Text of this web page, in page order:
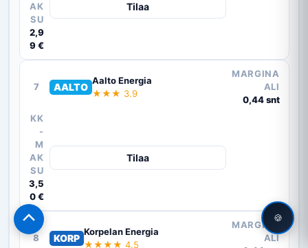
AK
SU
2,9
9 €
Tilaa
7 AALTO
Aalto Energia
★★★ 3.9
MARGINA
ALI
0,44 snt
KK
-
M
AK
SU
3,5
0 €
Tilaa
8 KORP
Korpelan Energia
★★★★ 4.5
MARGINA
ALI
🍪
Scroll
to